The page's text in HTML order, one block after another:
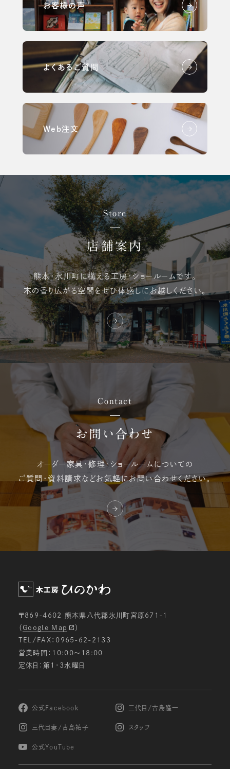
お客様の声
よくあるご質問
Web注文
Store
店舗案内
熊本・氷川町に構える工房・ショールームです。
木の香り広がる空間をぜひ体感しにお越しください。
Contact
お問い合わせ
オーダー家具・修理・ ショールームについての
ご質問・資料請求などお気軽にお問い合わせください。
〒869-4602 熊本県八代郡氷川町宮原671-1
（ Google Map
）
TEL/FAX：0965-62-2133
営業時間：10:00〜18:00
定休日：第1・3水曜日
公式Facebook 三代目/古島隆一
三代目妻/古島祐子 スタッフ
公式YouTube